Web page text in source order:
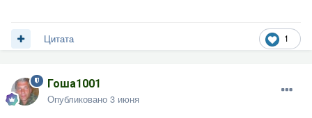
1
Цитата
Гоша1001
Опубликовано 3 июня